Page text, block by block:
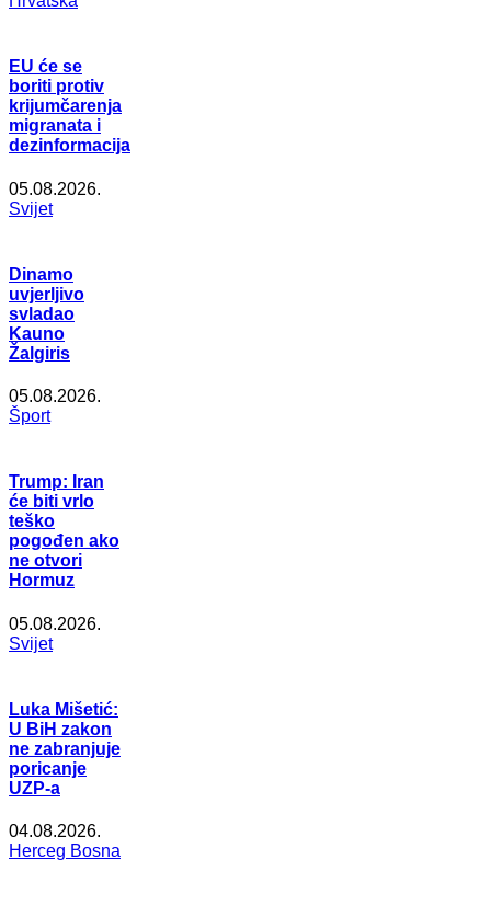
EU će se
boriti protiv
krijumčarenja
migranata i
dezinformacija
05.08.2026.
Svijet
Dinamo
uvjerljivo
svladao
Kauno
Žalgiris
05.08.2026.
Šport
Trump: Iran
će biti vrlo
teško
pogođen ako
ne otvori
Hormuz
05.08.2026.
Svijet
Luka Mišetić:
U BiH zakon
ne zabranjuje
poricanje
UZP-a
04.08.2026.
Herceg Bosna